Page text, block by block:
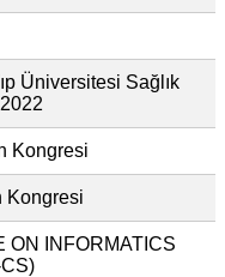
Üniversitesi Sağlık
Kongresi
Kongresi
ON INFORMATICS